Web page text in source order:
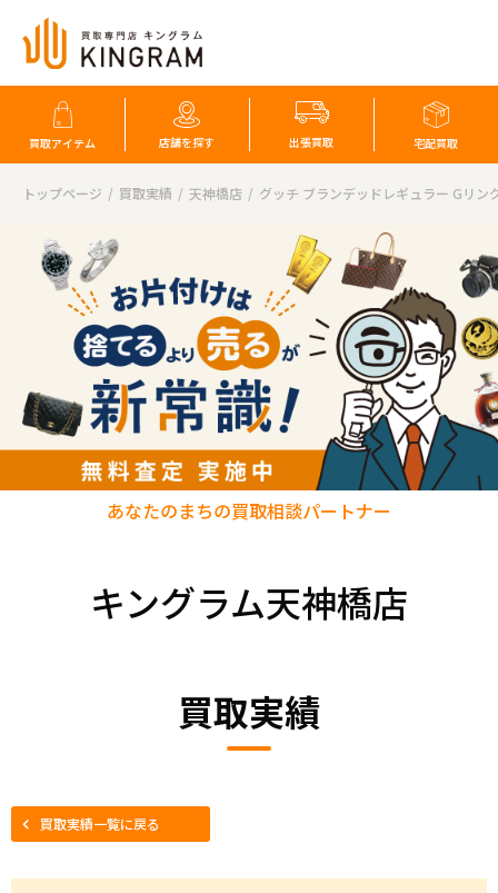
買取アイテム 店舗を探す 出張買取 宅配買取
トップページ 買取実績 天神橋店 グッチ ブランデッドレギュラー Gリン
キングラム天神橋店
あなたのまちの買取相談パートナー
買取実績
買取実績一覧に戻る